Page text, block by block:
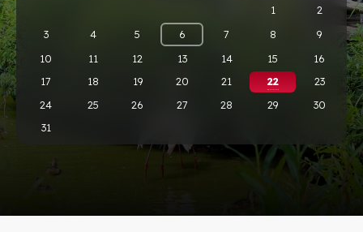
1
2
3
4 5 6 7 8
9
10
11 12 13 14 15
16
17
18 19 20 21 22
23
24
25 26 27 28 29
30
31